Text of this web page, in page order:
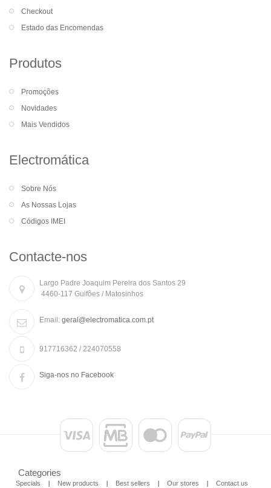
Checkout
Estado das Encomendas
Produtos
Promoções
Novidades
Mais Vendidos
Electromática
Sobre Nós
As Nossas Lojas
Códigos IMEI
Contacte-nos
Largo Padre Joaquim Pereira dos Santos 29
4460-117 Guifões / Matosinhos
Email: geral@electromatica.com.pt
917716362 / 224070558
Siga-nos no Facebook
Categories
Specials New products Best sellers Our stores Contact us